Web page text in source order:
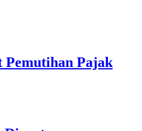
Pemutihan Pajak